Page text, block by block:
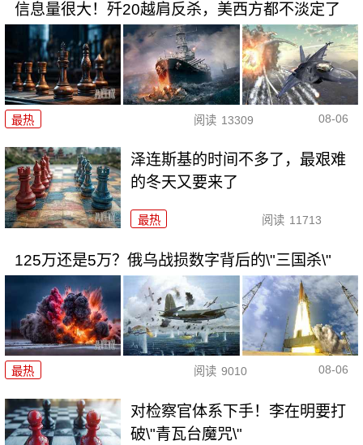
信息量很大！歼20越肩反杀，美西方都不淡定了
最热 阅读 13309 08-06
泽连斯基的时间不多了，最艰难
的冬天又要来了
最热 阅读 11713
125万还是5万？俄乌战损数字背后的\"三国杀\"
最热 阅读 9010 08-06
对检察官体系下手！李在明要打
破\"青瓦台魔咒\"